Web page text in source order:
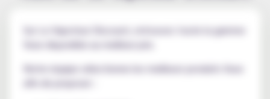
Sur Le Vapoteur Discount, retrouvez toute la gamme
Vuse disponible au meilleur prix.
Notre équipe sélectionne les meilleurs produits Vuse